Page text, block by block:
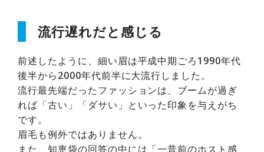
流行遅れだと感じる
前述したように、細い眉は平成中期ごろ1990年代
後半から2000年代前半に大流行しました。
流行最先端だったファッションは、ブームが過ぎ
れば「古い」「ダサい」といった印象を与えがち
です。
眉毛も例外ではありません。
また、知恵袋の回答の中には「一昔前のホスト感